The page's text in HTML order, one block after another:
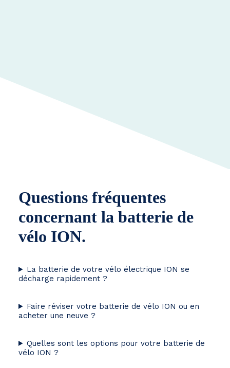
Questions fréquentes
concernant la batterie de
vélo ION.
La batterie de votre vélo électrique ION se
décharge rapidement ?
Faire réviser votre batterie de vélo ION ou en
acheter une neuve ?
Quelles sont les options pour votre batterie de
vélo ION ?